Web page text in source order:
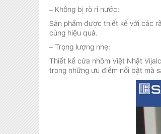
– Không bị rò rỉ nước:
Sản phẩm được thiết kế với các
cùng hiệu quả.
– Trọng lượng nhẹ:
Thiết kế cửa nhôm Việt Nhật
trong những ưu điểm nổi bật mà